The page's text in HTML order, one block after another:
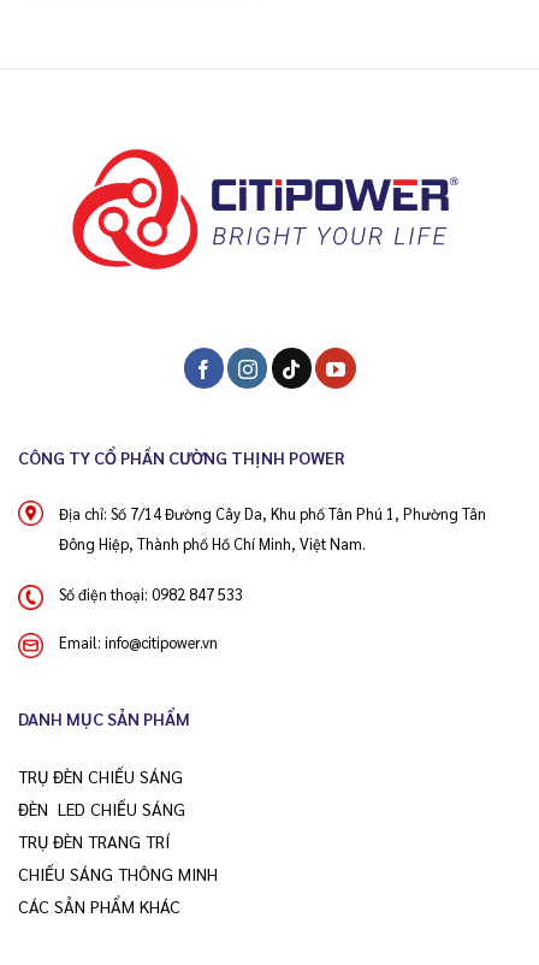
CÔNG TY CỔ PHẦN CƯỜNG THỊNH POWER
Địa chỉ: Số 7/14 Đường Cây Da, Khu phố Tân Phú 1, Phường Tân
Đông Hiệp, Thành phố Hồ Chí Minh, Việt Nam.
Số điện thoại: 0982 847 533
Email: info@citipower.vn
DANH MỤC SẢN PHẨM
TRỤ ĐÈN CHIẾU SÁNG
ĐÈN LED CHIẾU SÁNG
TRỤ ĐÈN TRANG TRÍ
CHIẾU SÁNG THÔNG MINH
CÁC SẢN PHẨM KHÁC